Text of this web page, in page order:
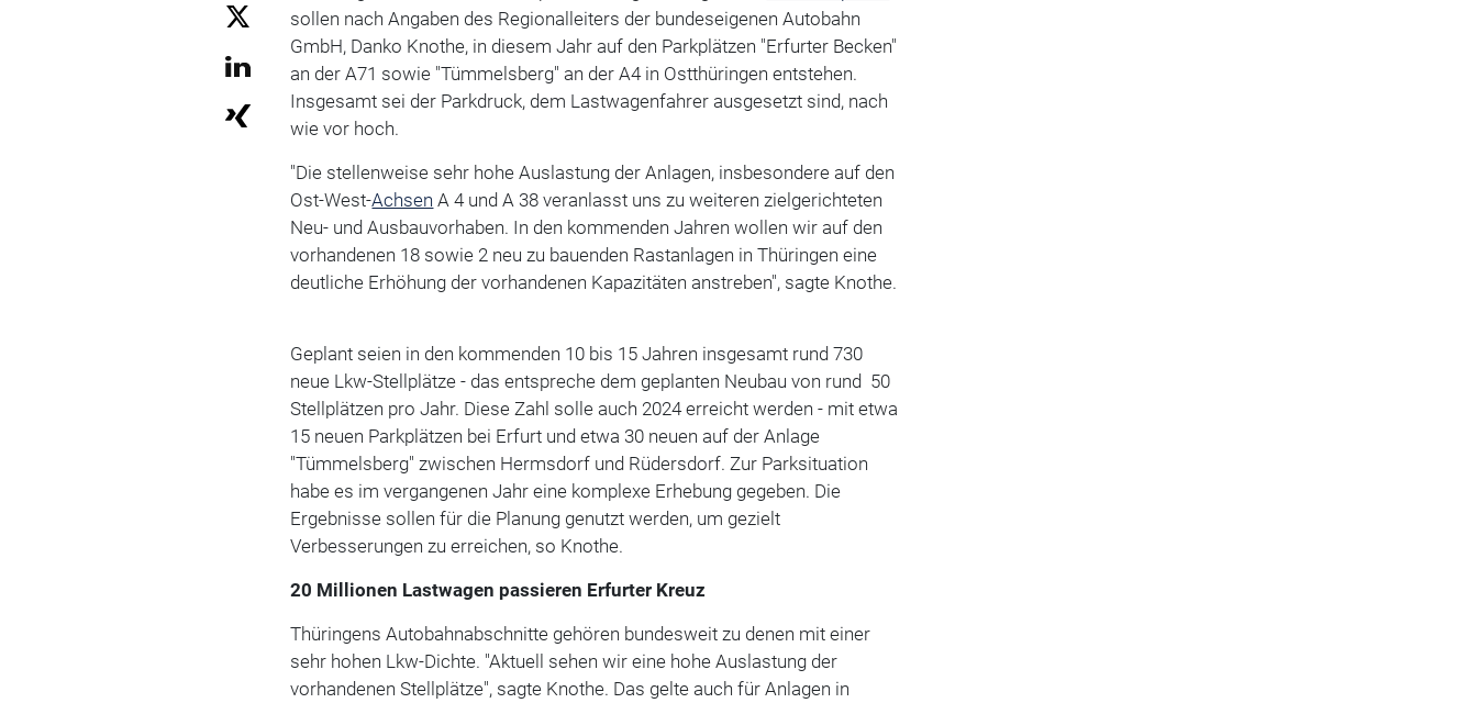
sollen nach Angaben des Regionalleiters der bundeseigenen Autobahn
GmbH, Danko Knothe, in diesem Jahr auf den Parkplätzen "Erfurter Becken"
an der A71 sowie "Tümmelsberg" an der A4 in Ostthüringen entstehen.
Insgesamt sei der Parkdruck, dem Lastwagenfahrer ausgesetzt sind, nach
wie vor hoch.
"Die stellenweise sehr hohe Auslastung der Anlagen, insbesondere auf den
Ost-West-Achsen A 4 und A 38 veranlasst uns zu weiteren zielgerichteten
Neu- und Ausbauvorhaben. In den kommenden Jahren wollen wir auf den
vorhandenen 18 sowie 2 neu zu bauenden Rastanlagen in Thüringen eine
deutliche Erhöhung der vorhandenen Kapazitäten anstreben", sagte Knothe.
Geplant seien in den kommenden 10 bis 15 Jahren insgesamt rund 730
neue Lkw-Stellplätze - das entspreche dem geplanten Neubau von rund 50
Stellplätzen pro Jahr. Diese Zahl solle auch 2024 erreicht werden - mit etwa
15 neuen Parkplätzen bei Erfurt und etwa 30 neuen auf der Anlage
"Tümmelsberg" zwischen Hermsdorf und Rüdersdorf. Zur Parksituation
habe es im vergangenen Jahr eine komplexe Erhebung gegeben. Die
Ergebnisse sollen für die Planung genutzt werden, um gezielt
Verbesserungen zu erreichen, so Knothe.
20 Millionen Lastwagen passieren Erfurter Kreuz
Thüringens Autobahnabschnitte gehören bundesweit zu denen mit einer
sehr hohen Lkw-Dichte. "Aktuell sehen wir eine hohe Auslastung der
vorhandenen Stellplätze", sagte Knothe. Das gelte auch für Anlagen in